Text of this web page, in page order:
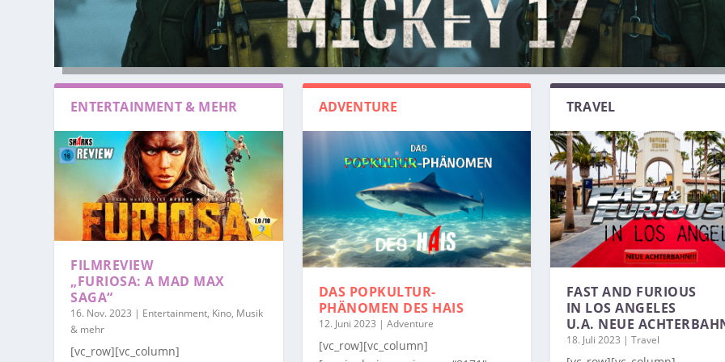
ENTERTAINMENT & MEHR
FILMREVIEW
„FURIOSA: A MAD MAX
SAGA“
16. Nov. 2023 | Entertainment, Kino, Musik
& mehr
[vc_row][vc_column]
ADVENTURE
DAS POPKULTUR-
PHÄNOMEN DES HAIS
12. Juni 2023 | Adventure
[vc_row][vc_column]
TRAVEL
FAST AND FURIOUS
IN LOS ANGELES
U.A. NEUE
18. Juli 2023 | Travel